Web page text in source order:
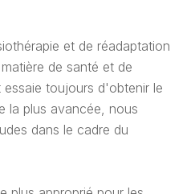
et de réadaptation
de santé et de
toujours d'obtenir le
la plus avancée, nous
dans le cadre du